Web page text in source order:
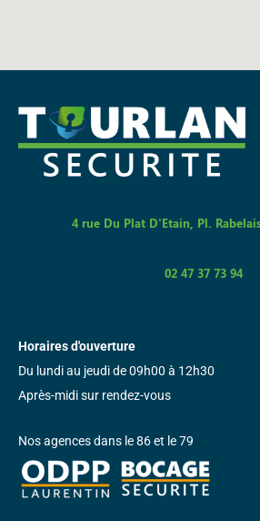
4 rue Du Plat D'Etain, Pl.
02 47 37 73 94
Horaires d'ouverture
Du lundi au jeudi de 09h00 à 12h30
Après-midi sur rendez-vous
Nos agences dans le 86 et le 79